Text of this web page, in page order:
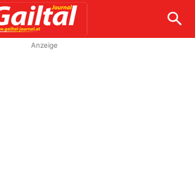
Anzeige